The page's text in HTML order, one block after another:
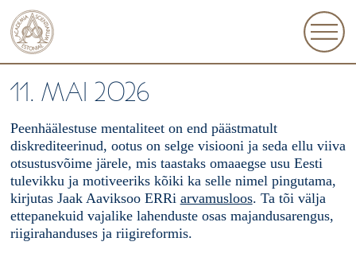
11. MAI 2026
Peenhäälestuse mentaliteet on end päästmatult
diskrediteerinud, ootus on selge visiooni ja seda ellu viiva
otsustusvõime järele, mis taastaks omaaegse usu Eesti
tulevikku ja motiveeriks kõiki ka selle nimel pingutama,
kirjutas Jaak Aaviksoo ERRi arvamusloos. Ta tõi välja
ettepanekuid vajalike lahenduste osas majandusarengus,
riigirahanduses ja riigireformis.